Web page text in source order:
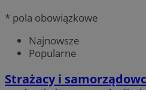
* pola obowiązkowe
Najnowsze
Popularne
Strażacy i